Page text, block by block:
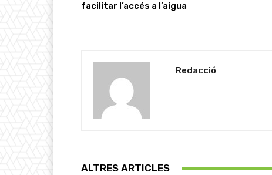
facilitar l’accés a l’aigua
Redacció
ALTRES ARTICLES